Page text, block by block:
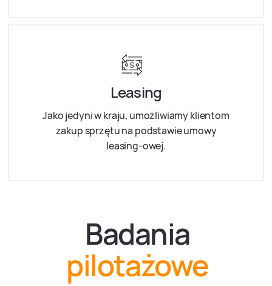
Leasing
Jako jedyni w kraju, umożliwiamy klientom
zakup sprzętu na podstawie umowy
leasing-owej.
Badania
pilotażowe